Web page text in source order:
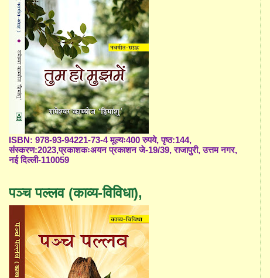
ISBN: 978-93-94221-73-4 मूल्यः400 रुपये, पृष्ठ:144,
संस्करण:2023,प्रकाशकःअयन प्रकाशन जे-19/39, राजापुरी, उत्तम नगर,
नई दिल्ली-110059
पञ्च पल्लव (काव्य-विविधा),